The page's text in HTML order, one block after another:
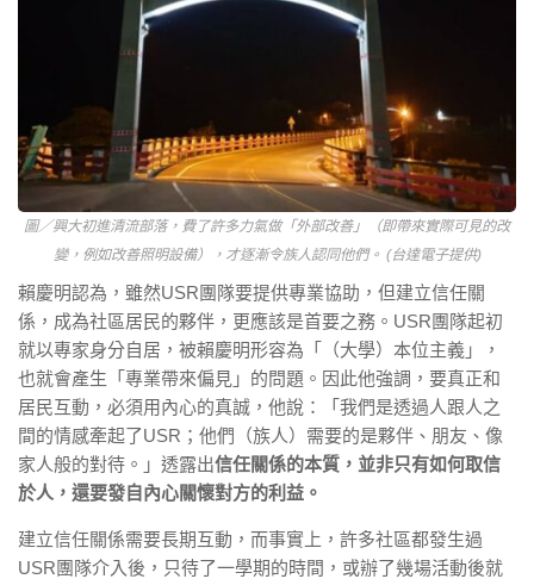
圖／興大初進清流部落，費了許多力氣做「外部改善」（即帶來實際可見的改
變，例如改善照明設備），才逐漸令族人認同他們。 (台達電子提供)
賴慶明認為，雖然USR團隊要提供專業協助，但建立信任關
係，成為社區居民的夥伴，更應該是首要之務。USR團隊起初
就以專家身分自居，被賴慶明形容為「（大學）本位主義」，
也就會產生「專業帶來偏見」的問題。因此他強調，要真正和
居民互動，必須用內心的真誠，他說：「我們是透過人跟人之
間的情感牽起了USR；他們（族人）需要的是夥伴、朋友、像
家人般的對待。」透露出信任關係的本質，並非只有如何取信
於人，還要發自內心關懷對方的利益。
建立信任關係需要長期互動，而事實上，許多社區都發生過
USR團隊介入後，只待了一學期的時間，或辦了幾場活動後就